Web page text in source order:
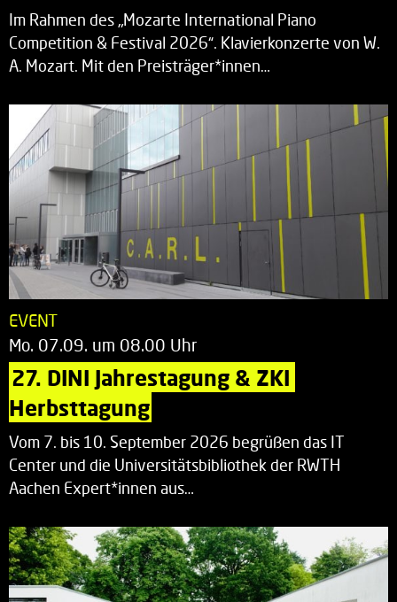
Im Rahmen des „Mozarte International Piano
Competition & Festival 2026“. Klavierkonzerte von W.
A. Mozart. Mit den Preisträger*innen…
EVENT
Mo. 07.09. um 08.00 Uhr
27. DINI Jahrestagung & ZKI
Herbsttagung
Vom 7. bis 10. September 2026 begrüßen das IT
Center und die Universitätsbibliothek der RWTH
Aachen Expert*innen aus…